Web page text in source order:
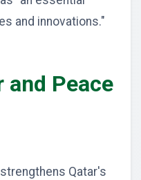
and innovations."
and Peace
Qatar's